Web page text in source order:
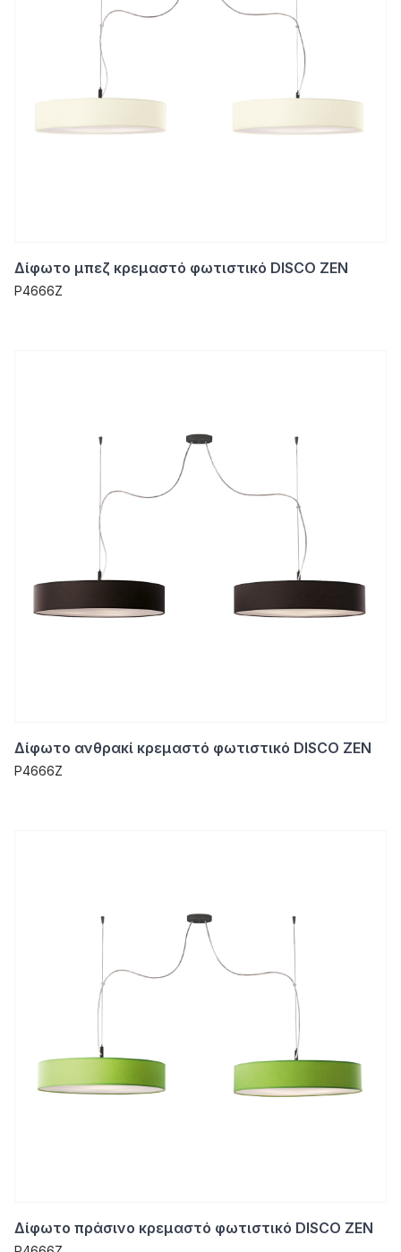
Δίφωτο μπεζ κρεμαστό φωτιστικό DISCO ZEN
P4666Z
Δίφωτο ανθρακί κρεμαστό φωτιστικό DISCO ZEN
P4666Z
Δίφωτο πράσινο κρεμαστό φωτιστικό DISCO ZEN